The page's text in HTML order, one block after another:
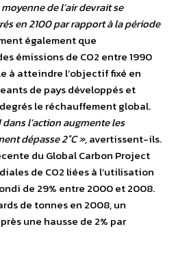
de l’air devrait se
en 2100 par rapport à la période
également que
émissions de CO2 entre 1990
à atteindre l’objectif fixé en
de pays développés et
le réchauffement global.
l’action augmente les
dépasse 2°C », avertissent-ils.
du Global Carbon Project
de CO2 liées à l’utilisation
de 29% entre 2000 et 2008.
de tonnes en 2008, un
une hausse de 2% par